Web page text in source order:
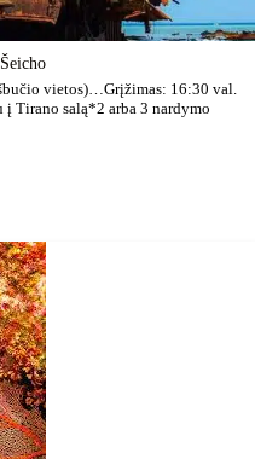
vietos)…Grįžimas: 16:30 val.
Tirano salą*2 arba 3 nardymo